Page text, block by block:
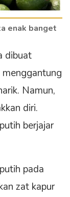
enak banget
dibuat
Namun,
diri.
berjajar
pada
zat kapur